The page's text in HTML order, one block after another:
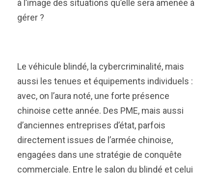
à l’image des situations qu’elle sera amenée à
gérer ?
Le véhicule blindé, la cybercriminalité, mais
aussi les tenues et équipements individuels :
avec, on l’aura noté, une forte présence
chinoise cette année. Des PME, mais aussi
d’anciennes entreprises d’état, parfois
directement issues de l’armée chinoise,
engagées dans une stratégie de conquête
commerciale. Entre le salon du blindé et celui